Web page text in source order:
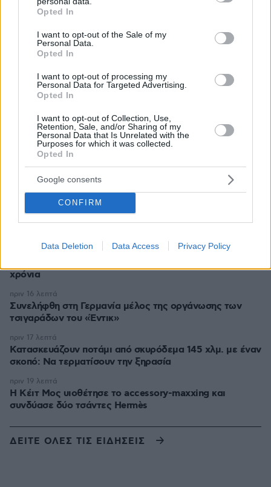
grant or deny consent to Google and its third-party tags to
use your data for below specified purposes in below Google
consent section.
Opted In
I want to opt-out of the Sale of my
Personal Data.
Opted In
I want to opt-out of processing my
Personal Data for Targeted Advertising.
Opted In
I want to opt-out of Collection, Use,
Retention, Sale, and/or Sharing of my
Personal Data that Is Unrelated with the
Purposes for which it was collected.
Opted In
Google consents
CONFIRM
Data Deletion Data Access Privacy Policy
συνεχίζεται, όπου κι αν βρίσκεστε
Νέα σενάρια για τον Μοτζτάμπα Χαμενεΐ: Σε πολύ
κρίσιμη κατάσταση, μπορεί να πεθάνει ανά πάσα στιγμή,
Παραδίδεται στην κυκλοφορία τη Δευτέρα η Παλαιά
σε πλημμυρικά φαινόμενα
πριν 8 λεπτά
Το Μετρό της Αθήνας αποκτά 29,4 χλμ. νέων
παραδίδεται 5 μήνες νωρίτερα
πριν 13 λεπτά
Ανατροπή με Ιωαννίδη στη Σπόρτινγκ – Το περιστατικό
πριν 15 λεπτά
Ανακάλυψη σε αρχαία τουαλέτα του Αδριανού: Το
χρόνια
Συνελήφθη στη Γερμανία μέλος της οργάνωσης των
τσιγαράδων του «Έντικ»
πριν 16 λεπτά
Κατασκευάζουν ποτάμι από σκυρόδεμα 145 χλμ. με έναν
σκοπό: Να τερματίσουν την ξηρασία
πριν 17 λεπτά
Η Κέιτ Μος υιοθέτησε τo accessory-maxxing και
συνδύασε δύο τσάντες Hermès
πριν 19 λεπτά
ΔΕΙΤΕ ΟΛΕΣ ΤΙΣ ΕΙΔΗΣΕΙΣ